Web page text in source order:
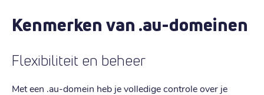
Kenmerken van .au-domeinen
Flexibiliteit en beheer
Met een .au-domein heb je volledige controle over je